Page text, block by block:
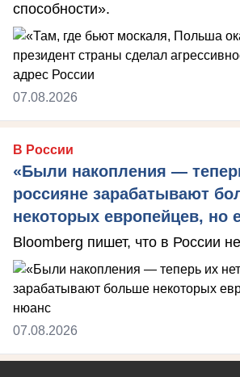
способности».
07.08.2026
В России
«Были накопления —
россияне зарабатывают
некоторых европейцев, но
Bloomberg пишет, что в России
07.08.2026